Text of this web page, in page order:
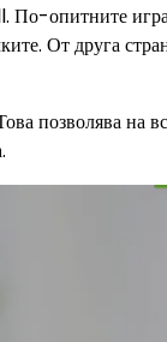
По-опитните
От друга
позволява на